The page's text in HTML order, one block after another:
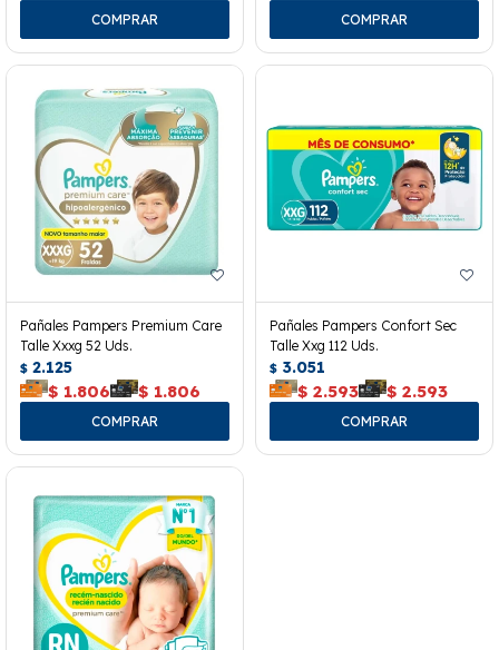
Pañales Pampers Premium Care
Talle Xxxg 52 Uds.
$ 2.125
$ 1.806 $ 1.806
Pañales Pampers Confort Sec
Talle Xxg 112 Uds.
$ 3.051
$ 2.593 $ 2.593